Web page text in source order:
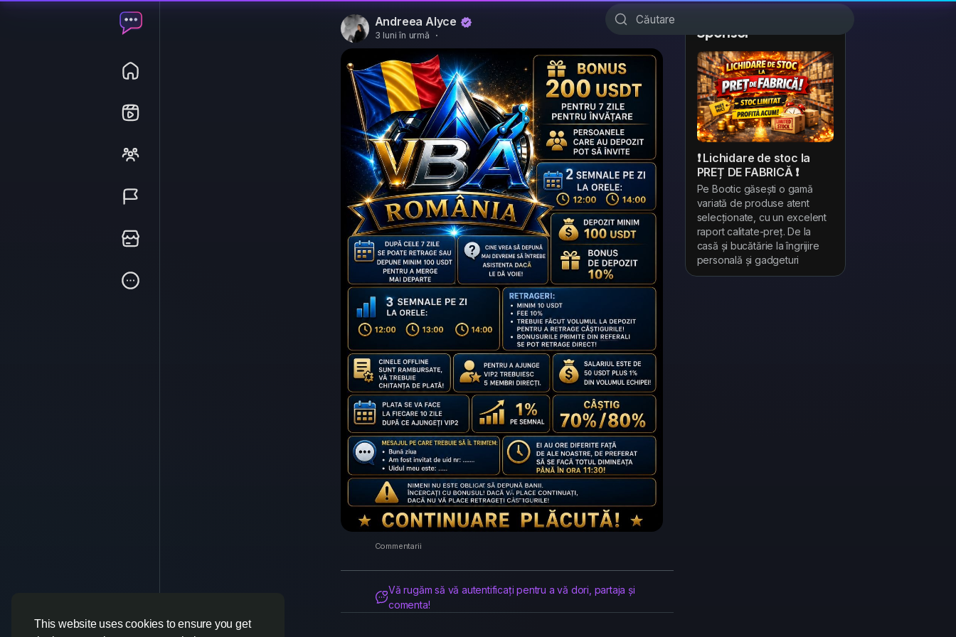
This website uses cookies to ensure you get
Andreea Alyce
3 luni în urmă ·
Commentarii
Vă rugăm să vă autentificați pentru a vă dori, partaja și
comenta!
Sponsor
❗ Lichidare de stoc la
PREȚ DE FABRICĂ ❗
Pe Bootic găsești o gamă
variată de produse atent
selecționate, cu un excelent
raport calitate-preț. De la
casă și bucătărie la îngrijire
personală și gadgeturi